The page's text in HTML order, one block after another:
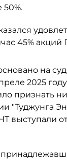
50%.
45% акций
на
2025
признать
"Туджунга
выступали